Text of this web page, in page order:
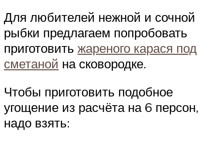
Для любителей нежной и сочной
рыбки предлагаем попробовать
приготовить жареного карася под
сметаной на сковородке.
Чтобы приготовить подобное
угощение из расчёта на 6 персон,
надо взять: